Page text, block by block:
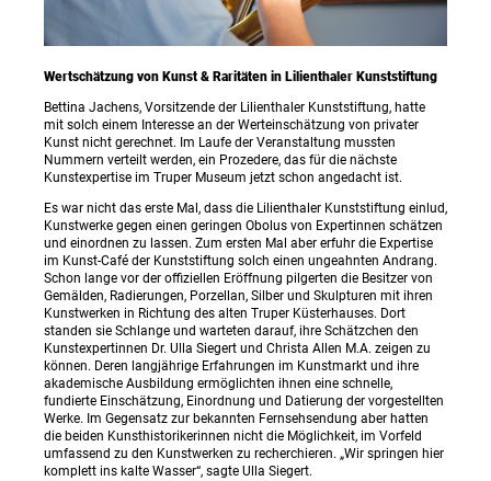
Wertschätzung von Kunst & Raritäten in Lilienthaler Kunststiftung
Bettina Jachens, Vorsitzende der Lilienthaler Kunststiftung, hatte
mit solch einem Interesse an der Werteinschätzung von privater
Kunst nicht gerechnet. Im Laufe der Veranstaltung mussten
Nummern verteilt werden, ein Prozedere, das für die nächste
Kunstexpertise im Truper Museum jetzt schon angedacht ist.
Es war nicht das erste Mal, dass die Lilienthaler Kunststiftung einlud,
Kunstwerke gegen einen geringen Obolus von Expertinnen schätzen
und einordnen zu lassen. Zum ersten Mal aber erfuhr die Expertise
im Kunst-Café der Kunststiftung solch einen ungeahnten Andrang.
Schon lange vor der offiziellen Eröffnung pilgerten die Besitzer von
Gemälden, Radierungen, Porzellan, Silber und Skulpturen mit ihren
Kunstwerken in Richtung des alten Truper Küsterhauses. Dort
standen sie Schlange und warteten darauf, ihre Schätzchen den
Kunstexpertinnen Dr. Ulla Siegert und Christa Allen M.A. zeigen zu
können. Deren langjährige Erfahrungen im Kunstmarkt und ihre
akademische Ausbildung ermöglichten ihnen eine schnelle,
fundierte Einschätzung, Einordnung und Datierung der vorgestellten
Werke. Im Gegensatz zur bekannten Fernsehsendung aber hatten
die beiden Kunsthistorikerinnen nicht die Möglichkeit, im Vorfeld
umfassend zu den Kunstwerken zu recherchieren. „Wir springen hier
komplett ins kalte Wasser“, sagte Ulla Siegert.